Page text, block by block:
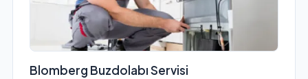
Blomberg Buzdolabı Servisi